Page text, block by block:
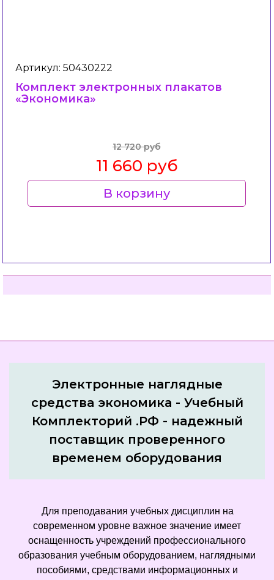
Артикул: 50430222
Комплект электронных плакатов
«Экономика»
12 720 руб
11 660 руб
В корзину
Электронные наглядные
средства экономика - Учебный
Комплекторий .РФ - надежный
поставщик проверенного
временем оборудования
Для преподавания учебных дисциплин на
современном уровне важное значение имеет
оснащенность учреждений профессионального
образования учебным оборудованием, наглядными
пособиями, средствами информационных и